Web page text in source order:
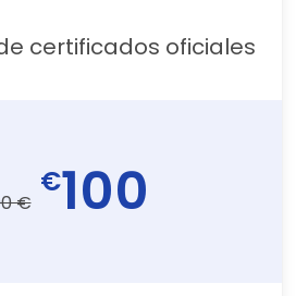
certificados oficiales
€
€100